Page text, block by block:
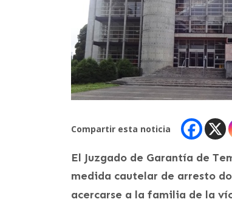
Compartir esta noticia
El Juzgado de Garantía de
medida cautelar de arresto
acercarse a la familia de la